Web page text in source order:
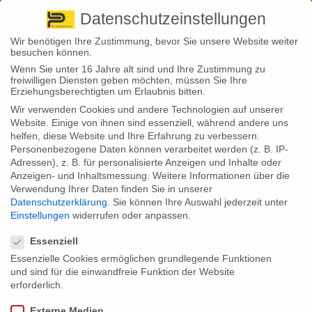
+ 49 3501 528571 |
Back to News
27
Feb.
Stephan Fröhlich
Eine Grippewelle hat Deutschland ergriffen. Einige Experten raten
dazu, sich immer noch impfen zu lassen: aber mit der sogenannten
Vierfachimpfstoff, der besser gegen den weit verbreiteten Influenza-
werden derzeit nur von den privaten Krankenversicherern
übernommen, nicht aber den gesetzlichen Krankenkassen.
Eine Grippewelle hat Deutschland im Griff! Und damit ist nicht etwa eine
einfache Erkältung gemeint oder ein sogenannter grippaler Infekt, der
„richtige“ Influenza, die oft stationär behandelt werden muss. Seit
Datenschutzeinstellungen
Wir benötigen Ihre Zustimmung, bevor Sie unsere Website weiter
besuchen können.
Wenn Sie unter 16 Jahre alt sind und Ihre Zustimmung zu
freiwilligen Diensten geben möchten, müssen Sie Ihre
Erziehungsberechtigten um Erlaubnis bitten.
Wir verwenden Cookies und andere Technologien auf unserer
Website. Einige von ihnen sind essenziell, während andere uns
helfen, diese Website und Ihre Erfahrung zu verbessern.
Personenbezogene Daten können verarbeitet werden (z. B. IP-
Adressen), z. B. für personalisierte Anzeigen und Inhalte oder
Anzeigen- und Inhaltsmessung. Weitere Informationen über die
Verwendung Ihrer Daten finden Sie in unserer
Datenschutzerklärung
Sie können Ihre Auswahl jederzeit unter
Einstellungen widerrufen oder anpassen.
Essenziell
Essenzielle Cookies ermöglichen grundlegende Funktionen
und sind für die einwandfreie Funktion der Website
erforderlich.